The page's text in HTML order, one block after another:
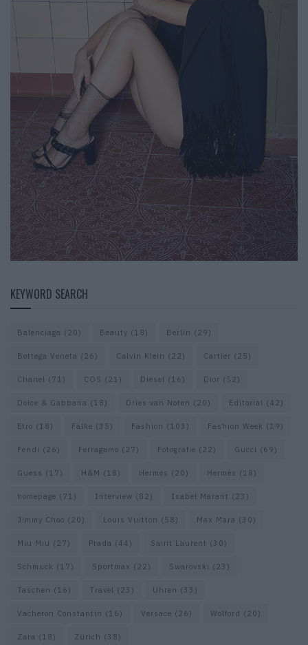
KEYWORD SEARCH
Balenciaga (20) Beauty (18) Berlin (29)
Bottega Veneta (26) Calvin Klein (22) Cartier (25)
Chanel (71) COS (21) Diesel (16) Dior (52)
Dolce & Gabbana (18) Dries van Noten (20) Editorial (42)
Etro (18) Falke (35) Fashion (103) Fashion Week (19)
Fendi (26) Ferragamo (27) Fotografie (22) Gucci (69)
Guess (17) H&M (18) Hermes (20) Hermès (18)
homepage (71) Interview (82) Isabel Marant (23)
Jimmy Choo (20) Louis Vuitton (58) Max Mara (30)
Miu Miu (27) Prada (44) Saint Laurent (30)
Schmuck (17) Sportmax (22) Swarovski (23)
Taschen (16) Travel (23) Uhren (33)
Vacheron Constantin (16) Versace (26) Wolford (20)
Zara (18) Zürich (38)